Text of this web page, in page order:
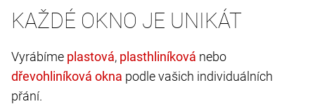
KAŽDÉ OKNO JE UNIKÁT
Vyrábíme ,
nebo
podle vašich individuálních
přání.